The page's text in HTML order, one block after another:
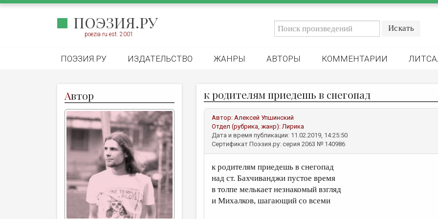
ПОЭЗИЯ.РУ
poezia.ru est. 2001
ПОЭЗИЯ.РУ ИЗДАТЕЛЬСТВО ЖАНРЫ АВТОРЫ КОММЕНТАРИИ
Автор к родителям приедешь в снегопад
Автор: Алексей Упшинский
Отдел (рубрика, жанр):Лирика
Дата и время публикации: 11.02.2019, 14:25:50
Сертификат Поэзия.ру: серия 2063 № 140986
к родителям приедешь в снегопад
над ст. Бахчиванджи пустое время
в толпе мелькает незнакомый взгляд
и Михалков, шагающий со всеми